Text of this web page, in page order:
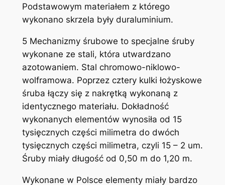
Podstawowym materiałem z którego
wykonano skrzela były duraluminium.
5 Mechanizmy śrubowe to specjalne śruby
wykonane ze stali, która utwardzano
azotowaniem. Stal chromowo-niklowo-
wolframowa. Poprzez cztery kulki łożyskowe
śruba łączy się z nakrętką wykonaną z
identycznego materiału. Dokładność
wykonanych elementów wynosiła od 15
tysięcznych części milimetra do dwóch
tysięcznych części milimetra, czyli 15 – 2 um.
Śruby miały długość od 0,50 m do 1,20 m.
Wykonane w Polsce elementy miały bardzo